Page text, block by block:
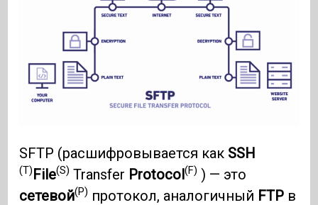
SFTP (расшифровывается как SSH
(T)File(S) Transfer Protocol(F) ) — это
сетевой(P) протокол, аналогичный FTP в